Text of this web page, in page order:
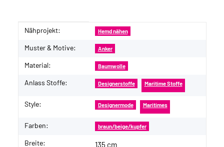
Produkteigenschaft
Wert
Nähprojekt: Hemd nähen
Muster & Motive: Anker
Material: Baumwolle
Anlass Stoffe: Designerstoffe Maritime Stoffe
Style: Designermode Maritimes
Farben: braun/beige/kupfer
Breite: 135 cm